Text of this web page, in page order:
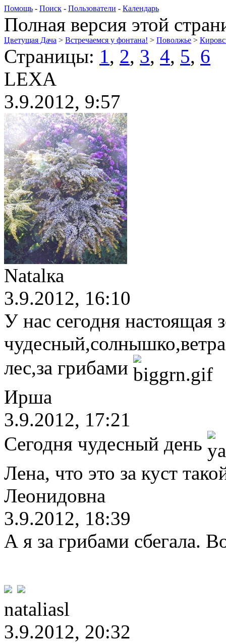
Помощь - Поиск - Пользователи - Календарь
Полная версия этой
Цветущая Дача > Встречаемся у фонтана! > Поволжье >
Страницы: 1, 2, 3, 4, 5, 6
LEXA
3.9.2012, 9:57
Natalка
3.9.2012, 16:10
У нас сегодня настоящая
чудесный,солнышко,ветра
лес,за грибами
Ирша
3.9.2012, 17:21
Сегодня чудесный день
Лена, что это за куст
Леонидовна
3.9.2012, 18:39
А я за грибами сбегала.
nataliasl
3.9.2012, 20:32